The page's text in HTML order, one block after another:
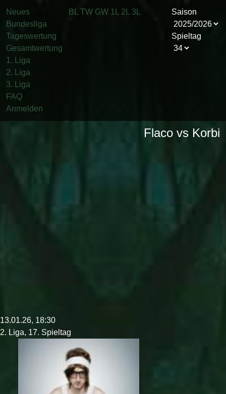
Neues
Bundesliga
Tageswertung
Gesamtwertung
1. Liga
2. Liga
3. Liga
FAQ
Anmelden
BL TW GW 1L 2L 3L Saison
Spieltag
Flaco vs Korbi
13.01.26, 18:30
2. Liga, 17. Spieltag